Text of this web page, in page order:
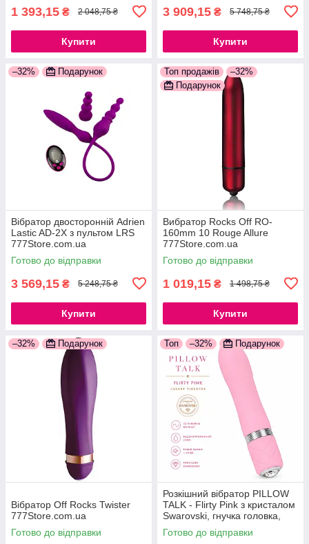
1 393,15 ₴ 2 048,75 ₴
Купити
3 909,15 ₴ 5 748,75 ₴
Купити
–32% Подарунок
Вібратор двосторонній Adrien
Lastic AD-2X з пультом LRS
777Store.com.ua
Готово до відправки
3 569,15 ₴ 5 248,75 ₴
Купити
Топ продажів
–32%
Подарунок
Вибратор Rocks Off RO-
160mm 10 Rouge Allure
777Store.com.ua
Готово до відправки
1 019,15 ₴ 1 498,75 ₴
Купити
–32% Подарунок
Вібратор Off Rocks Twister
777Store.com.ua
Готово до відправки
Топ –32% Подарунок
Розкішний вібратор PILLOW
TALK - Flirty Pink з кристалом
Swarovski, гнучка головка,
м'який силікон, USB-кабель
Готово до відправки